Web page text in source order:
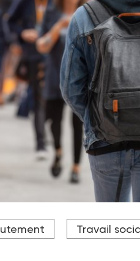
du secteur
venez à la rencontre de
Travail